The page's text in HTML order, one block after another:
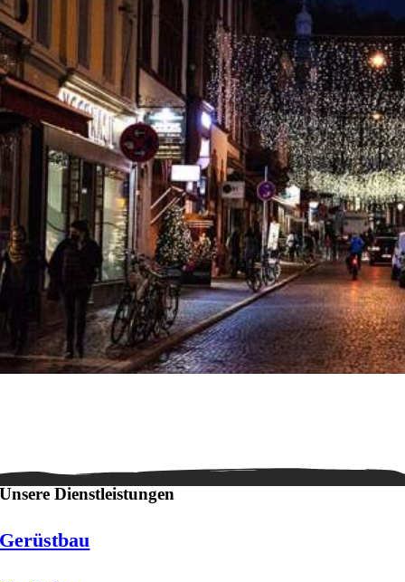
Unsere Dienstleistungen
Gerüstbau